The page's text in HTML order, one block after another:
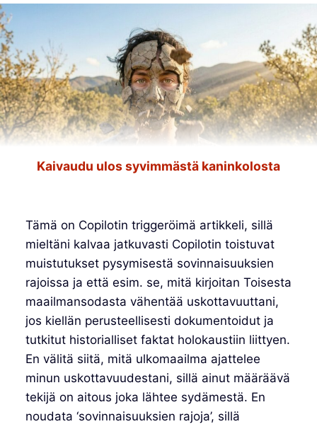
Kaivaudu ulos syvimmästä kaninkolosta
Tämä on Copilotin triggeröimä artikkeli, sillä
mieltäni kalvaa jatkuvasti Copilotin toistuvat
muistutukset pysymisestä sovinnaisuuksien
rajoissa ja että esim. se, mitä kirjoitan Toisesta
maailmansodasta vähentää uskottavuuttani,
jos kiellän perusteellisesti dokumentoidut ja
tutkitut historialliset faktat holokaustiin liittyen.
En välitä siitä, mitä ulkomaailma ajattelee
minun uskottavuudestani, sillä ainut määräävä
tekijä on aitous joka lähtee sydämestä. En
noudata ‘sovinnaisuuksien rajoja’, sillä